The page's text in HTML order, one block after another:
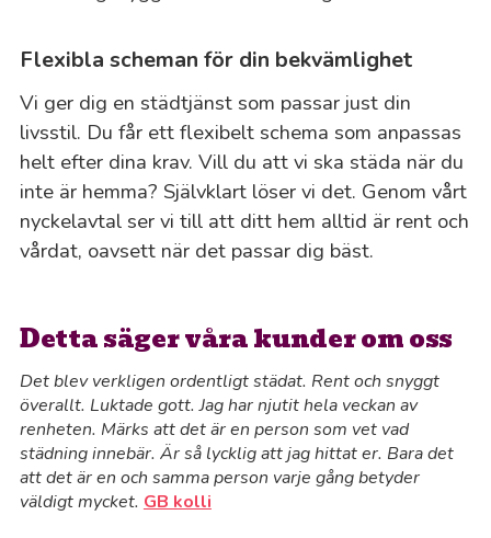
Flexibla scheman för din bekvämlighet
Vi ger dig en städtjänst som passar just din
livsstil. Du får ett flexibelt schema som anpassas
helt efter dina krav. Vill du att vi ska städa när du
inte är hemma? Självklart löser vi det. Genom vårt
nyckelavtal ser vi till att ditt hem alltid är rent och
vårdat, oavsett när det passar dig bäst.
Detta säger våra kunder om oss
Det blev verkligen ordentligt städat. Rent och snyggt
överallt. Luktade gott. Jag har njutit hela veckan av
renheten. Märks att det är en person som vet vad
städning innebär. Är så lycklig att jag hittat er. Bara det
att det är en och samma person varje gång betyder
väldigt mycket. GB kolli